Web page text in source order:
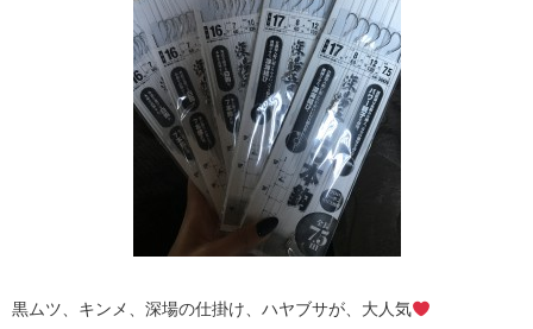
黒ムツ、キンメ、深場の仕掛け、ハヤブサが、大人気